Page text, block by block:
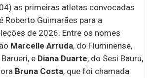
as primeiras atletas convocadas
Roberto Guimarães para a
de 2026. Entre os nomes
Marcelle Arruda, do Fluminense,
e Diana Duarte, do Sesi Bauru,
Bruna Costa, que foi chamada